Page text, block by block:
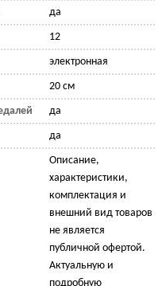
да
12
электронная
20 см
да
да
Описание,
характеристики,
комплектация и
внешний вид товаров
не является
публичной офертой.
Актуальную и
подробную